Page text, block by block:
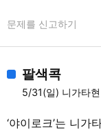
문제를 신고하기
팔색콕
5/31(일) 니가타현
‘야이로크’는 니